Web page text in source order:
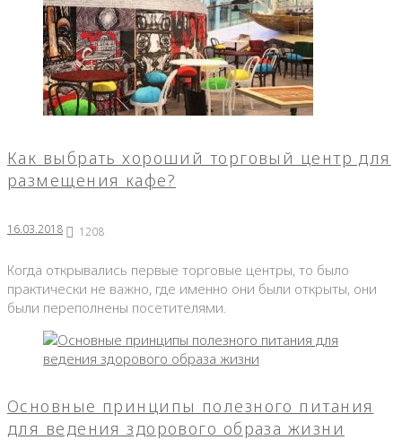
Как выбрать хороший торговый центр для
размещения кафе?
16.03.2018 1208
Когда открывались первые торговые центры, то было
практически не важно, где именно они были открыты, они
были переполнены посетителями.
Основные принципы полезного питания
для ведения здорового образа жизни